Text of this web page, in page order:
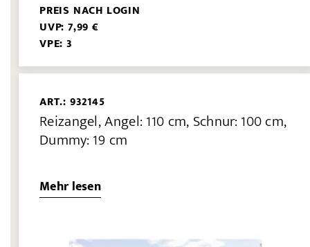
PREIS NACH LOGIN
UVP: 7,99 €
VPE: 3
ART.: 932145
Reizangel, Angel: 110 cm, Schnur: 100 cm,
Dummy: 19 cm
Mehr lesen